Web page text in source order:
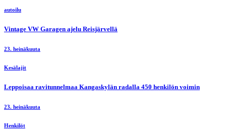
autoilu
Vintage VW Garagen ajelu Reisjärvellä
23. heinäkuuta
Kesälajit
Leppoisaa ravitunnelmaa Kangaskylän radalla 450 henkilön voimin
23. heinäkuuta
Henkilöt